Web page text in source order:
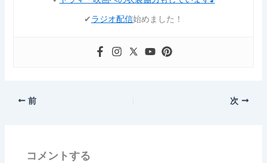
✔︎ラジオ配信始めました！
前 次
コメントする